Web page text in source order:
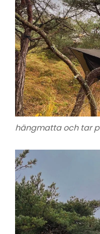
hängmatta och tar